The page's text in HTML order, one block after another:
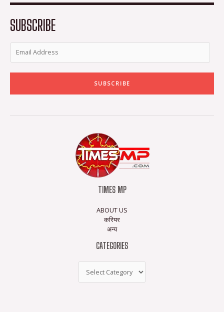
o
-
r r e
SUBSCRIBE
SUBSCRIBE
TIMES MP
ABOUT US
करियर
अन्य
CATEGORIES